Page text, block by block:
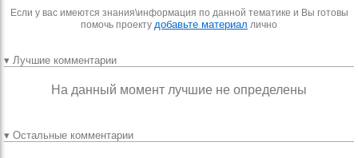
Если у вас имеются знания\информация по данной тематике и Вы готовы
помочь проекту добавьте материал лично
▾ Лучшие комментарии
На данный момент лучшие не определены
▾ Остальные комментарии